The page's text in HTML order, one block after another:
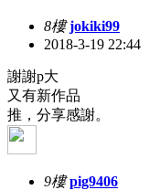
8樓 jokiki99
2018-3-19 22:44
謝謝p大
又有新作品
推，分享感謝。
9樓 pig9406